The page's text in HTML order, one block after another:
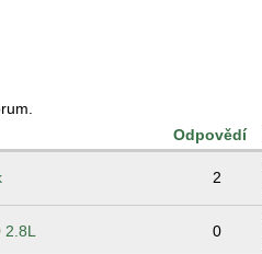
Odpovědí
2
0